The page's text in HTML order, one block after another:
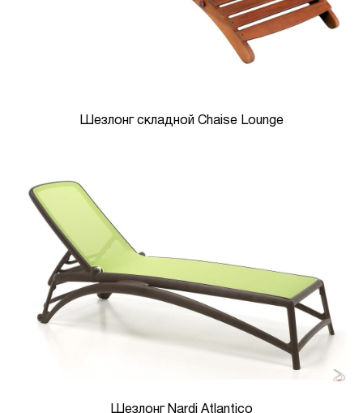
Шезлонг складной Chaise Lounge
Шезлонг Nardi Atlantico